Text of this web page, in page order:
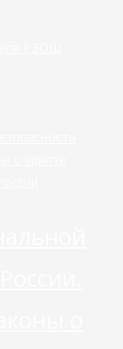
РЭОШ
о